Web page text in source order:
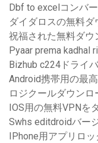
Dbf to excelコンバ
ダイダロスの無料ダ
祝福された無料ダウ
Pyaar prema kadhal
Bizhub c224ドライ
Android携帯用の最
ロジクールダウン
IOS用の無料VPNを
Swhs editdroidバー
IPhone用アプリロ